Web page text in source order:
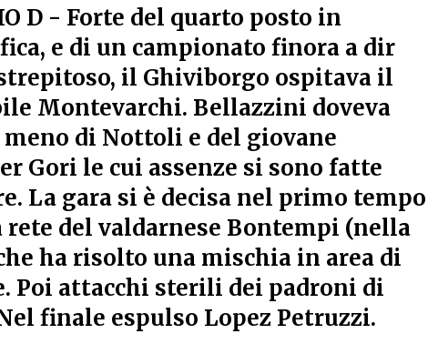
e allora
D - Forte del quarto posto in
e di un campionato finora a dir
il Ghiviborgo ospitava il
Montevarchi. Bellazzini doveva
meno di Nottoli e del giovane
Gori le cui assenze si sono fatte
La gara si è decisa nel primo tempo
rete del valdarnese Bontempi (nella
ha risolto una mischia in area di
Poi attacchi sterili dei padroni di
finale espulso Lopez Petruzzi.